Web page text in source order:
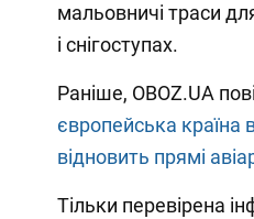
мальовничі траси
і снігоступах.
Раніше, OBOZ.UA
європейська країна
відновить прямі
Тільки перевірена